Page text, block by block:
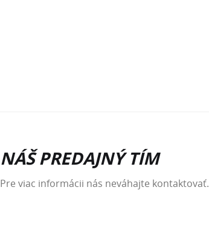
NÁŠ PREDAJNÝ TÍM
Pre viac informácii nás neváhajte kontaktovať.